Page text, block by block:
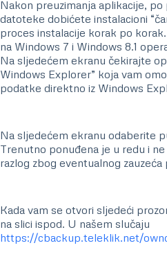
Nakon preuzimanja aplikacije,
datoteke dobićete instalacioni
proces instalacije korak po
na Windows 7 i Windows 8.1
Na sljedećem ekranu čekirajte
Windows Explorer” koja vam
podatke direktno iz Windows
Na sljedećem ekranu odaberite
Trenutno ponuđena je u redu i
razlog zbog eventualnog
Kada vam se otvori sljedeći
na slici ispod. U našem slučaju
https://cbackup.teleklik.net/